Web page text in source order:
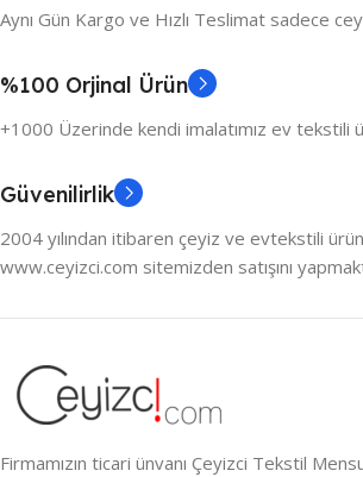
Aynı Gün Kargo ve Hızlı Teslimat sadece
%100 Orjinal Ürün
+1000 Üzerinde kendi imalatımız ev tekstili
Güvenilirlik
2004 yılından itibaren çeyiz ve evtekstili
www.ceyizci.com sitemizden satışını
Firmamızın ticari ünvanı Çeyizci Tekstil